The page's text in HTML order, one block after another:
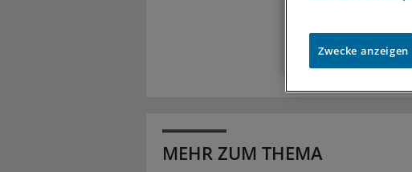
MEHR ZUM THEMA
Zwecke anzeigen